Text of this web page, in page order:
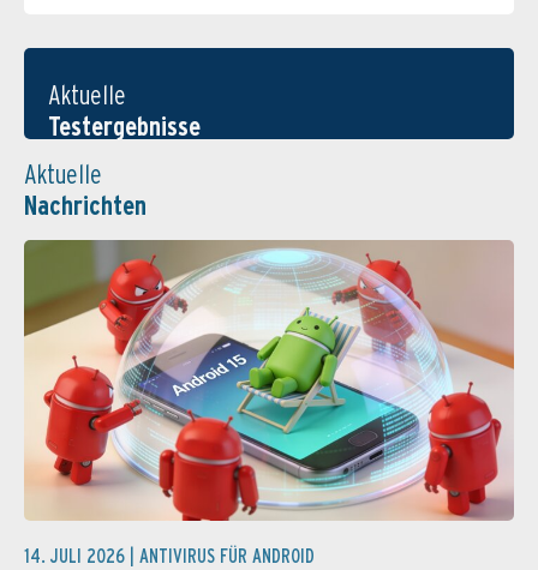
Aktuelle
Testergebnisse
Aktuelle
Nachrichten
14. JULI 2026 | ANTIVIRUS FÜR ANDROID